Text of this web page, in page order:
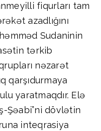
fiqurları tam
azadlığını
Sudaninin
tərkib
nəzarət
qarşıdurmaya
yaratmaqdır. Elə
Şəabi”ni dövlətin
inteqrasiya